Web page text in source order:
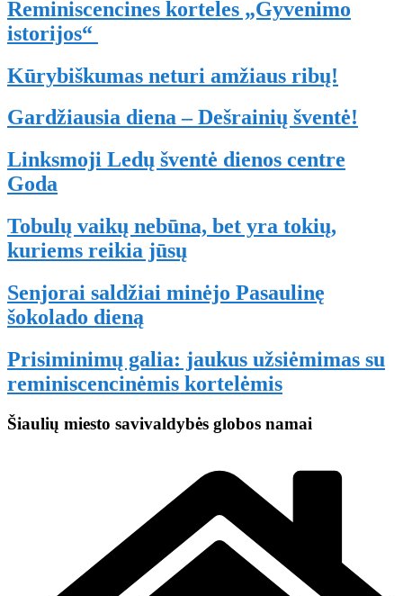
Reminiscencines korteles „Gyvenimo
istorijos“
Kūrybiškumas neturi amžiaus ribų!
Gardžiausia diena – Dešrainių šventė!
Linksmoji Ledų šventė dienos centre
Goda
Tobulų vaikų nebūna, bet yra tokių,
kuriems reikia jūsų
Senjorai saldžiai minėjo Pasaulinę
šokolado dieną
Prisiminimų galia: jaukus užsiėmimas su
reminiscencinėmis kortelėmis
Šiaulių miesto savivaldybės globos namai